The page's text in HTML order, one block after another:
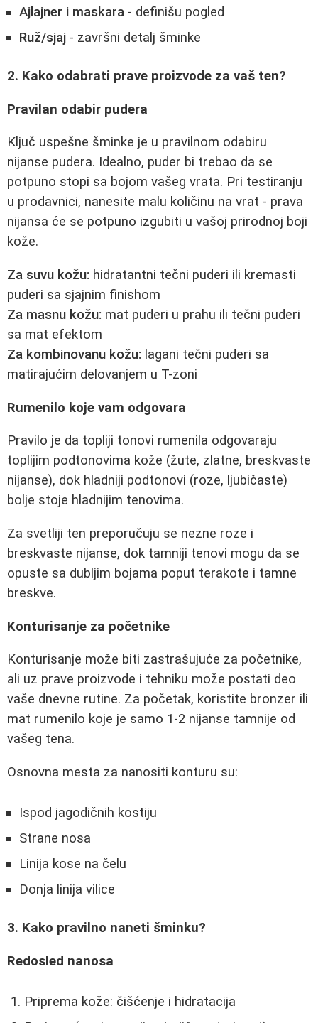
Ajlajner i maskara - definišu pogled
Ruž/sjaj - završni detalj šminke
2. Kako odabrati prave proizvode za vaš ten?
Pravilan odabir pudera
Ključ uspešne šminke je u pravilnom odabiru
nijanse pudera. Idealno, puder bi trebao da se
potpuno stopi sa bojom vašeg vrata. Pri testiranju
u prodavnici, nanesite malu količinu na vrat - prava
nijansa će se potpuno izgubiti u vašoj prirodnoj boji
kože.
Za suvu kožu: hidratantni tečni puderi ili kremasti
puderi sa sjajnim finishom
Za masnu kožu: mat puderi u prahu ili tečni puderi
sa mat efektom
Za kombinovanu kožu: lagani tečni puderi sa
matirajućim delovanjem u T-zoni
Rumenilo koje vam odgovara
Pravilo je da topliji tonovi rumenila odgovaraju
toplijim podtonovima kože (žute, zlatne, breskvaste
nijanse), dok hladniji podtonovi (roze, ljubičaste)
bolje stoje hladnijim tenovima.
Za svetliji ten preporučuju se nezne roze i
breskvaste nijanse, dok tamniji tenovi mogu da se
opuste sa dubljim bojama poput terakote i tamne
breskve.
Konturisanje za početnike
Konturisanje može biti zastrašujuće za početnike,
ali uz prave proizvode i tehniku može postati deo
vaše dnevne rutine. Za početak, koristite bronzer ili
mat rumenilo koje je samo 1-2 nijanse tamnije od
vašeg tena.
Osnovna mesta za nanositi konturu su:
Ispod jagodičnih kostiju
Strane nosa
Linija kose na čelu
Donja linija vilice
3. Kako pravilno naneti šminku?
Redosled nanosa
Priprema kože: čišćenje i hidratacija